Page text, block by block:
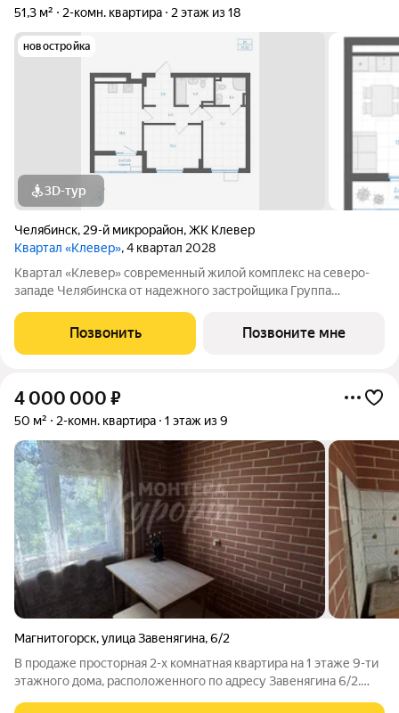
51,3 м²
2-комн. квартира 2 этаж из 18
новостройка
3D-тур
Челябинск, 29-й микрорайон,ЖК Клевер
Квартал «Клевер», 4 квартал 2028
Квартал «Клевер» современный жилой комплекс на северо-
западе Челябинска от надежного застройщика Группа
арены «Трактор», в границах улиц Братьев Кашириных,
Салавата Юлаева и 250 лет Челябинска.
Позвонить Позвоните мне
4 000 000 ₽
50 м² 2-комн. квартира 1 этаж из 9
Магнитогорск,улица Завенягина,6/2
В продаже просторная 2-х комнатная квартира на 1 этаже 9-ти
этажного дома, расположенного по адресу Завенягина 6/2.